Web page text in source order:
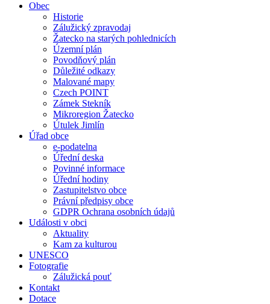
Obec
Historie
Zálužický zpravodaj
Žatecko na starých pohlednicích
Územní plán
Povodňový plán
Důležité odkazy
Malované mapy
Czech POINT
Zámek Stekník
Mikroregion Žatecko
Útulek Jimlín
Úřad obce
e-podatelna
Úřední deska
Povinné informace
Úřední hodiny
Zastupitelstvo obce
Právní předpisy obce
GDPR Ochrana osobních údajů
Události v obci
Aktuality
Kam za kulturou
UNESCO
Fotografie
Zálužická pouť
Kontakt
Dotace